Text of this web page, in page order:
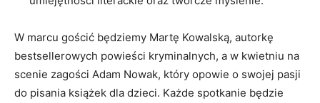
W marcu gościć będziemy Martę Kowalską, autorkę
bestsellerowych powieści kryminalnych, a w kwietniu na
scenie zagości Adam Nowak, który opowie o swojej pasji
do pisania książek dla dzieci. Każde spotkanie będzie